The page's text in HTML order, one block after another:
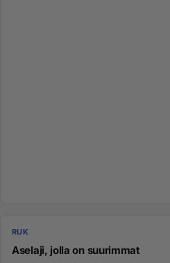
RUK
Aselaji, jolla on suurimmat